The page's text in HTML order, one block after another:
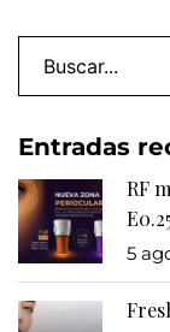
Entradas
RF
5